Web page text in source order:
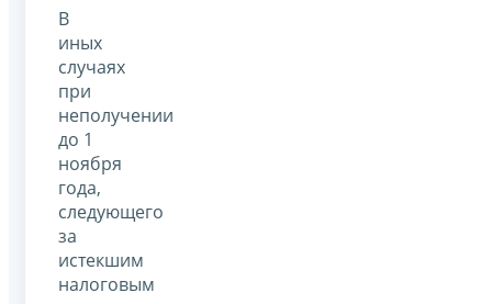
В
иных
случаях
при
неполучении
до 1
ноября
года,
следующего
за
истекшим
налоговым